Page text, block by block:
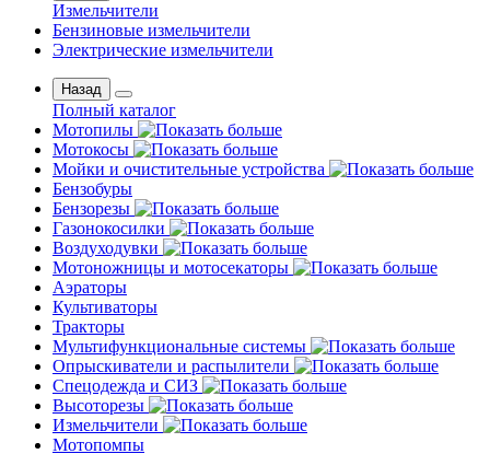
Измельчители
Бензиновые измельчители
Электрические измельчители
Назад
Полный каталог
Мотопилы
Мотокосы
Мойки и очистительные устройства
Бензобуры
Бензорезы
Газонокосилки
Воздуходувки
Мотоножницы и мотосекаторы
Аэраторы
Культиваторы
Тракторы
Мультифункциональные системы
Опрыскиватели и распылители
Спецодежда и СИЗ
Высоторезы
Измельчители
Мотопомпы